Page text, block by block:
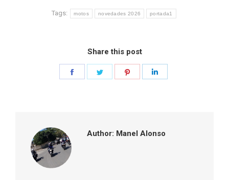
Tags: motos novedades 2026 portada1
Share this post
Author: Manel Alonso